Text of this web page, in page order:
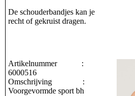
De schouderbandjes kan je
recht of gekruist dragen.
Artikelnummer :
6000516
Omschrijving :
Voorgevormde sport bh